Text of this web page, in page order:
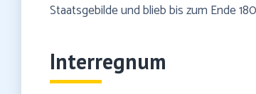
Staatsgebilde und blieb bis zum Ende
Interregnum